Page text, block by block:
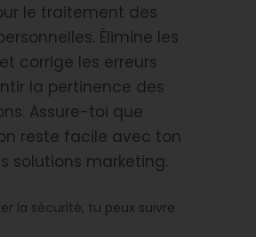
le traitement des
Élimine les
corrige les erreurs
la pertinence des
Assure-toi que
reste facile avec ton
solutions marketing.
la sécurité, tu peux suivre